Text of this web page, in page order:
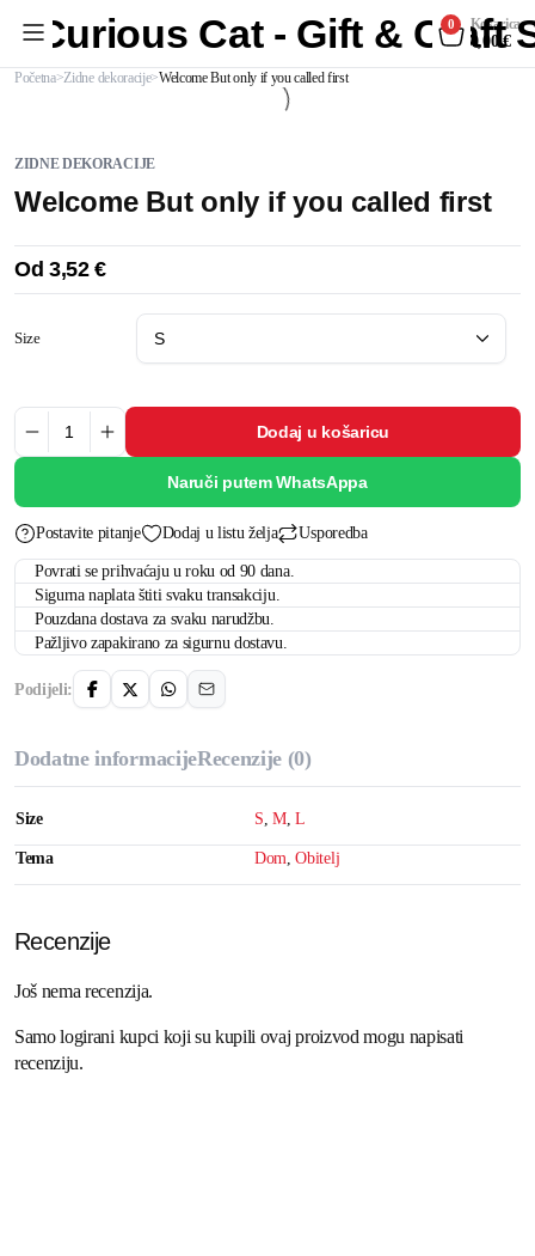
Curious Cat - Gift & Craft
0 Košarica
0,00€
Početna Zidne dekoracije Welcome But only if you called first
ZIDNE DEKORACIJE
Welcome But only if you called first
Od 3,52€
Size
Welcome
But
only
you
first
količina
Dodaj u košaricu
Naruči putem WhatsAppa
Postavite pitanje Dodaj u listu želja Usporedba
Povrati se prihvaćaju u roku od 90 dana.
Sigurna naplata štiti svaku transakciju.
Pouzdana dostava za svaku narudžbu.
Pažljivo zapakirano za sigurnu dostavu.
Podijeli:
Dodatne informacijeRecenzije (0)
Size S,M,L
Tema Dom,Obitelj
Recenzije
Još nema recenzija.
Samo logirani kupci koji su kupili ovaj proizvod mogu napisati
recenziju.